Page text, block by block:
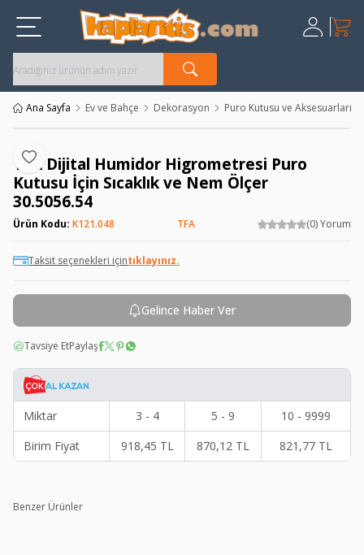
Üye
Kayıt Ol
Sepet
Ana Sayfa Ev ve Bahçe Dekorasyon Puro Kutusu ve Aksesuarları
Favoriye Ekle
TFA Dijital Humidor Higrometresi Puro
Kutusu İçin Sıcaklık ve Nem Ölçer
30.5056.54
Ürün Kodu: K121.048 TFA (0) Yorum
Taksit seçenekleri içintıklayınız.
Gelince Haber Ver
Tavsiye EtPaylaş
Miktar 3 - 4 5 - 9
10 - 9999
Birim Fiyat
918,45 TL 870,12 TL 821,77 TL
Benzer Ürünler